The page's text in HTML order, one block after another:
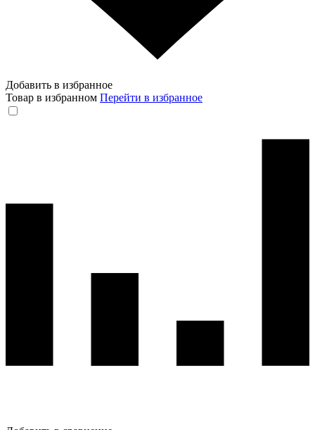
Добавить в избранное
Товар в избранном Перейти в избранное